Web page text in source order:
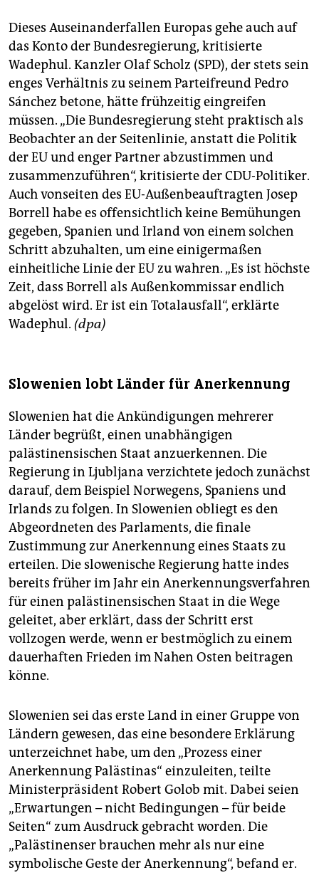
Dieses Auseinanderfallen Europas gehe auch auf
das Konto der Bundesregierung, kritisierte
Wadephul. Kanzler Olaf Scholz (SPD), der stets sein
enges Verhältnis zu seinem Parteifreund Pedro
Sánchez betone, hätte frühzeitig eingreifen
müssen. „Die Bundesregierung steht praktisch als
Beobachter an der Seitenlinie, anstatt die Politik
der EU und enger Partner abzustimmen und
zusammenzuführen“, kritisierte der CDU-Politiker.
Auch vonseiten des EU-Außenbeauftragten Josep
Borrell habe es offensichtlich keine Bemühungen
gegeben, Spanien und Irland von einem solchen
Schritt abzuhalten, um eine einigermaßen
einheitliche Linie der EU zu wahren. „Es ist höchste
Zeit, dass Borrell als Außenkommissar endlich
abgelöst wird. Er ist ein Totalausfall“, erklärte
Wadephul. (dpa)
Slowenien lobt Länder für Anerkennung
Slowenien hat die Ankündigungen mehrerer
Länder begrüßt, einen unabhängigen
palästinensischen Staat anzuerkennen. Die
Regierung in Ljubljana verzichtete jedoch zunächst
darauf, dem Beispiel Norwegens, Spaniens und
Irlands zu folgen. In Slowenien obliegt es den
Abgeordneten des Parlaments, die finale
Zustimmung zur Anerkennung eines Staats zu
erteilen. Die slowenische Regierung hatte indes
bereits früher im Jahr ein Anerkennungsverfahren
für einen palästinensischen Staat in die Wege
geleitet, aber erklärt, dass der Schritt erst
vollzogen werde, wenn er bestmöglich zu einem
dauerhaften Frieden im Nahen Osten beitragen
könne.
Slowenien sei das erste Land in einer Gruppe von
Ländern gewesen, das eine besondere Erklärung
unterzeichnet habe, um den „Prozess einer
Anerkennung Palästinas“ einzuleiten, teilte
Ministerpräsident Robert Golob mit. Dabei seien
„Erwartungen – nicht Bedingungen – für beide
Seiten“ zum Ausdruck gebracht worden. Die
„Palästinenser brauchen mehr als nur eine
symbolische Geste der Anerkennung“, befand er.